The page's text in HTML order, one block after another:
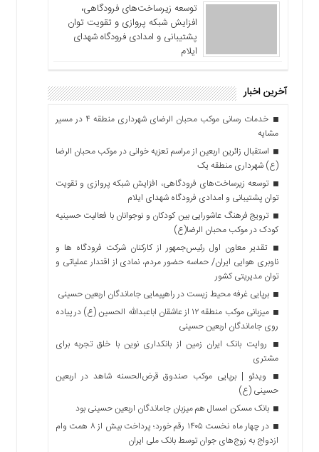
توسعه زیرساخت‌های فرودگاهی،
افزایش شبکه پروازی و تقویت توان
پشتیبانی و امدادی فرودگاه شهدای
ایلام
آخرین اخبار
خدمات رسانی موکب محبان الرضای شهرداری منطقه ۴ در مسیر
مشایه
استقبال زائرین اربعین از مراسم تعزیه خوانی در موکب محبان الرضا
(ع) شهرداری منطقه یک
توسعه زیرساخت‌های فرودگاهی، افزایش شبکه پروازی و تقویت
توان پشتیبانی و امدادی فرودگاه شهدای ایلام
ترویج فرهنگ عاشورایی بین کودکان و نوجوانان با فعالیت حسینیه
کودک در موکب محبان الرضا(ع)
تقدیر معاون اول رئیس‌جمهور از کارکنان شرکت فرودگاه ها و
ناوبری هوایی ایران/ حماسه حضور مردم، نمادی از اقتدار عملیاتی و
توان مدیریتی کشور
برپایی غرفه محیط زیست در راهپیمایی جاماندگان اربعین حسینی
میزبانی موکب منطقه ۱۲ از عاشقان اباعبدالله الحسین (ع) در پیاده
روی جاماندگان اربعین حسینی
روایت بانک ایران زمین از بانکداری نوین با خلق تجربه برای
مشتری
ویدئو | برپایی موکب صندوق قرض‌الحسنه شاهد در اربعین
حسینی (ع)
بانک مسکن امسال هم میزبان جاماندگان اربعین حسینی بود
در چهار ماه نخست ۱۴۰۵ رقم خورد؛ پرداخت بیش از ۸ همت وام
ازدواج به زوج‌های جوان توسط بانک ملی ایران